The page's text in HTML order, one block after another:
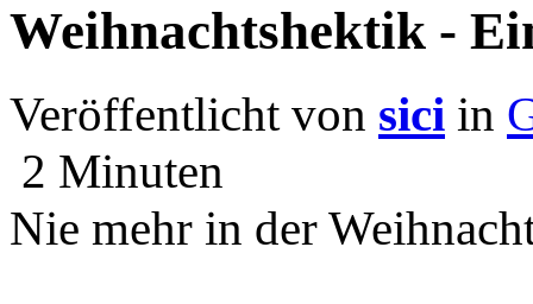
Weihnachtshektik -
Veröffentlicht von sici in
2 Minuten
Nie mehr in der